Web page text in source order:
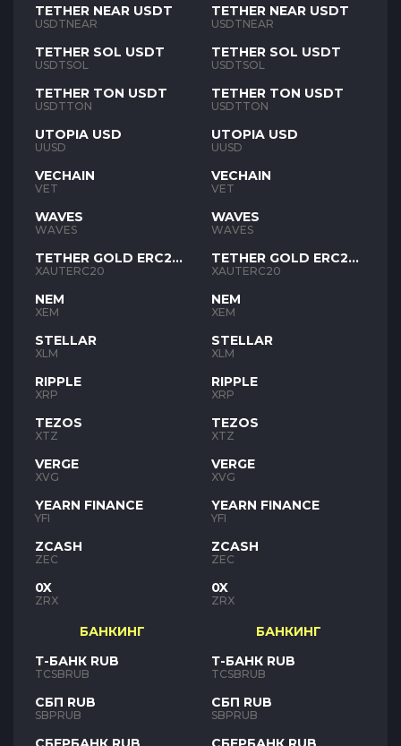
TETHER NEAR USDT
USDTNEAR
TETHER SOL USDT
USDTSOL
TETHER TON USDT
USDTTON
UTOPIA USD
UUSD
VECHAIN
VET
WAVES
WAVES
TETHER GOLD ERC20
XAUT
XAUTERC20
NEM
XEM
STELLAR
XLM
RIPPLE
XRP
TEZOS
XTZ
VERGE
XVG
YEARN FINANCE
YFI
ZCASH
ZEC
0X
ZRX
БАНКИНГ
Т-БАНК RUB
TCSBRUB
СБП RUB
SBPRUB
TETHER NEAR USDT
USDTNEAR
TETHER SOL USDT
USDTSOL
TETHER TON USDT
USDTTON
UTOPIA USD
UUSD
VECHAIN
VET
WAVES
WAVES
TETHER GOLD ERC20
XAUT
XAUTERC20
NEM
XEM
STELLAR
XLM
RIPPLE
XRP
TEZOS
XTZ
VERGE
XVG
YEARN FINANCE
YFI
ZCASH
ZEC
0X
ZRX
БАНКИНГ
Т-БАНК RUB
TCSBRUB
СБП RUB
SBPRUB